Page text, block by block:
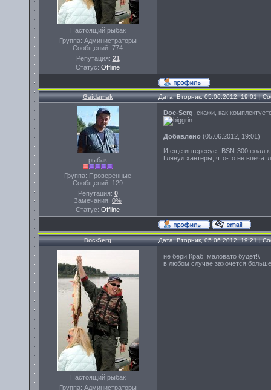
Настоящий рыбак
Группа: Администраторы
Сообщений: 774
Репутация: 21
Статус: Offline
Gaidamak Дата: Вторник, 05.06.2012, 19:01 |
рыбак
Группа: Проверенные
Сообщений: 129
Репутация: 0
Замечания: 0%
Статус: Offline
Doc-Serg , скажи, как
Добавлено (05.06.2012, 19:01)
И еще интересует BSN-300 юзал
Глянул хантеры, что-то не
Doc-Serg Дата: Вторник, 05.06.2012, 19:21 |
Настоящий рыбак
Группа: Администраторы
не бери Краб! маловато будет!\
в любом случае захочется